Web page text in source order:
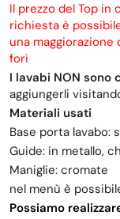
Il prezzo del Top in
richiesta è
una maggiorazione
fori
I lavabi NON sono
aggiungerli
Materiali usati
Base porta lavabo:
Guide: in metallo,
Maniglie: cromate
nel menù è
Possiamo